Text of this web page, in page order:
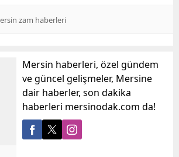
zam haberleri
Mersin haberleri, özel gündem
ve güncel gelişmeler, Mersine
dair haberler, son dakika
haberleri mersinodak.com da!